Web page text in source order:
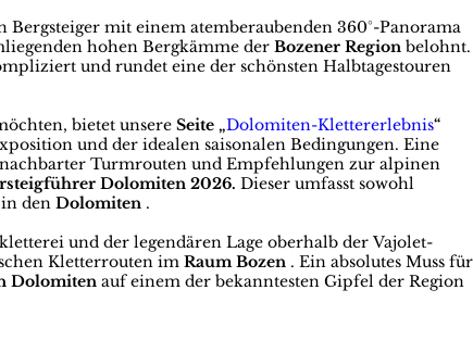
Bergsteiger mit einem atemberaubenden 360°-Panorama
hohen Bergkämme derBozener Region belohnt.
und rundet eine der schönsten Halbtagestouren
bietet unsereSeite „Dolomiten-Klettererlebnis“
und der idealen saisonalen Bedingungen. Eine
Turmrouten und Empfehlungen zur alpinen
Dolomiten 2026. Dieser umfasst sowohl
in denDolomiten .
und der legendären Lage oberhalb der Vajolet-
Kletterrouten imRaum Bozen . Ein absolutes Muss für
Dolomiten auf einem der bekanntesten Gipfel der Region